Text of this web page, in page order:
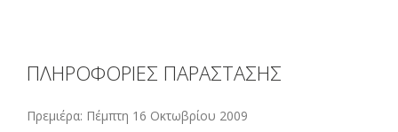
ΠΛΗΡΟΦΟΡΙΕΣ ΠΑΡΑΣΤΑΣΗΣ
Πρεμιέρα: Πέμπτη 16 Οκτωβρίου 2009